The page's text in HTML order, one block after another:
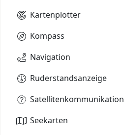
Kartenplotter
Kompass
Navigation
Ruderstandsanzeige
Satellitenkommunikation
Seekarten